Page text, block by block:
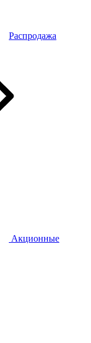
Распродажа
Акционные